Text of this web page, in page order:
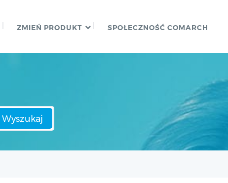
ZMIEŃ PRODUKT SPOŁECZNOŚĆ COMARCH
Wyszukaj